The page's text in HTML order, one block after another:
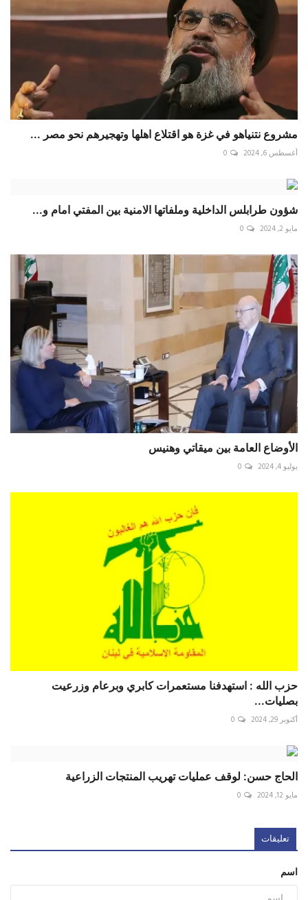
مشروع نتنياهو في غزة هو اقتلاع اهلها وتهجيرهم نحو مصر ...
أغسطس 6, 2024 0
شؤون طرابلس الداخلية وملفاتها الامنية بين المفتي امام و...
مايو 2, 2024 0
الأوضاع العامة بين ميقاتي وهنيس
يوليو 4, 2024 0
حزب الله : استهدفنا مستعمرات كابري وبرعام وزرعيت
بصليات...
أكتوبر 29, 2024 0
الحاج حسن: لوقف عمليات تهريب المنتجات الزراعية
مايو 12, 2024 0
تعليقات
اسم